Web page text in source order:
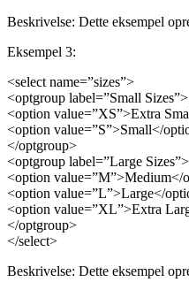
Beskrivelse: Dette eksempel
Eksempel 3:
<select name=”sizes”>
<optgroup label=”Small Sizes”>
<option value=”XS”>Extra
<option value=”S”>Small</
</optgroup>
<optgroup label=”Large Sizes”>
<option value=”M”>Medium</
<option value=”L”>Large</
<option value=”XL”>Extra
</optgroup>
</select>
Beskrivelse: Dette eksempel